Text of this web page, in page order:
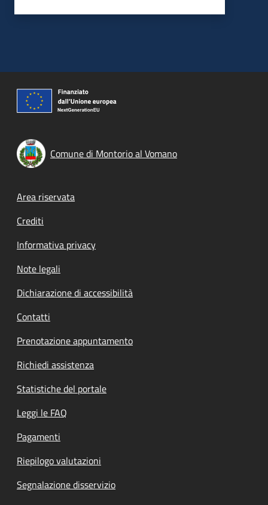
Comune di Montorio al Vomano
Footer menu
Area riservata
Crediti
Informativa privacy
Note legali
Dichiarazione di accessibilità
Contatti
Prenotazione appuntamento
Richiedi assistenza
Statistiche del portale
Leggi le FAQ
Pagamenti
Riepilogo valutazioni
Segnalazione disservizio